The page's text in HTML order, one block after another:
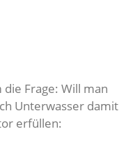
Frage: Will man
Unterwasser damit
erfüllen: